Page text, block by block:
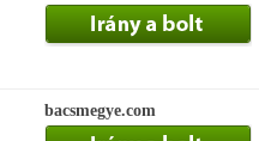
bacsmegye.com